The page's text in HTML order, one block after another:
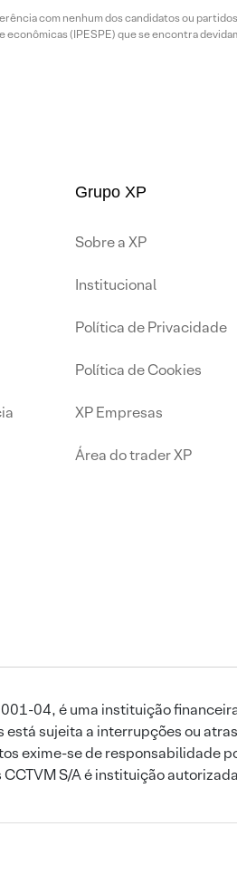
com nenhum dos candidatos ou
(IPESPE) que se encontra
Grupo XP
Sobre a XP
Institucional
Política de Privacidade
Política de Cookies
XP Empresas
Área do trader XP
04, é uma instituição
sujeita a interrupções ou
exime-se de responsabilidade
S/A é instituição